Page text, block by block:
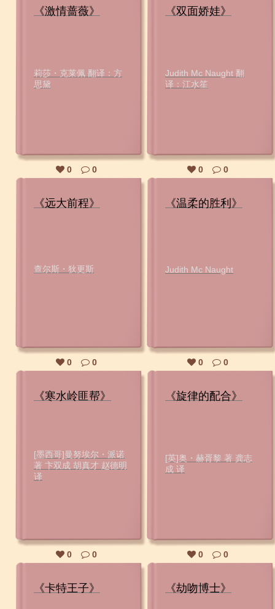
《激情蔷薇》
莉莎・克莱佩 翻译：方
思黛
0 0
《双面娇娃》
Judith Mc Naught 翻
译：江水笙
0 0
《远大前程》
查尔斯・狄更斯
0 0
《温柔的胜利》
Judith Mc Naught
0 0
《寒水岭匪帮》
[墨西哥]曼努埃尔・派诺
著 卞双成 胡真才 赵德明
译
0 0
《旋律的配合》
[英]奥・赫胥黎 著 龚志
成 译
0 0
《卡特王子》 《劫吻博士》